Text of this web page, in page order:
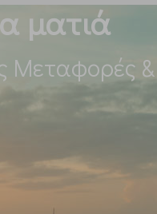
ματιά
Μεταφορές